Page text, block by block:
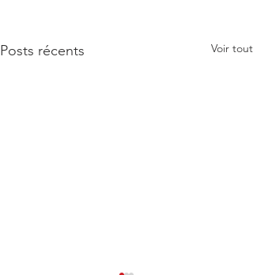
Posts récents Voir tout